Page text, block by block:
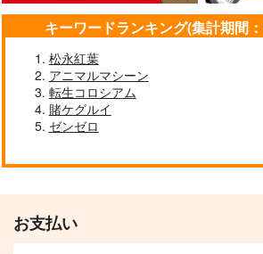
キーワードランキング(集計期間
松永紅葉
アニマルマシーン
転生コロシアム
賭ケグルイ
ゼンゼロ
お支払い